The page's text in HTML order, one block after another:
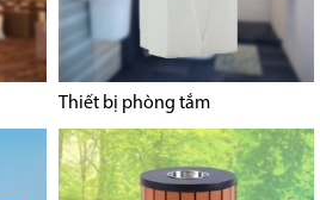
Thiết bị phòng tắm